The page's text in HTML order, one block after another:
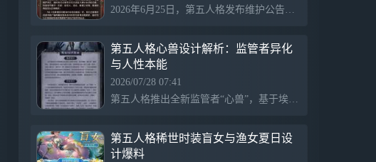
2026年6月25日，第五人格发布维护公告，开启“炽夏海声”主题活动，推出渔女、盲女及空军电竞系列时装礼包，以及暑期主题新家具。同时，限时水下公共地图“雾海觅宝”也已上线，剧情复刻“暴风雨夜的惊喜”及赛季冲刺活动随之开启。
第五人格心兽设计解析：监管者异化
与人性本能
2026/07/28 07:41
第五人格推出全新监管者“心兽”，基于埃米尔异化体设计，其核心探讨恐惧与爱意的失控对人性的影响。设计过程中经历多个废稿，最终人形态展现了病患的阴郁和怯懦，兽形态则呈现狂放的非人特质。两种状态分别象征被压抑的本心与裸露的本能，整体设计传达心理惊悚的细腻感，展现复古医疗与野兽肌理的平衡。
第五人格稀世时装盲女与渔女夏日设
计爆料